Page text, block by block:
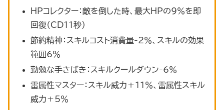
HPコレクター：敵を倒した時、最大HPの9％を即
回復（CD11秒）
節約精神：スキルコスト消費量-2％、スキルの効果
範囲6％
勤勉な手さばき：スキルクールダウン-6％
雷属性マスター：スキル威力＋11％、雷属性スキル
威力＋5％